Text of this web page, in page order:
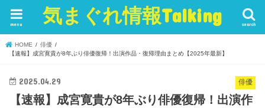
気まぐれ情報Talking search
menu
HOME
俳優
【速報】成宮寛貴が8年ぶり俳優復帰！出演作品・復帰理由まとめ【2025年最新】
俳優
2025.04.29
【速報】成宮寛貴が8年ぶり俳優復帰！出演作